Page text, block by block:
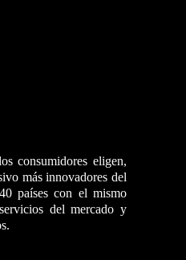
consumidores eligen,
más innovadores del
países con el mismo
del mercado y